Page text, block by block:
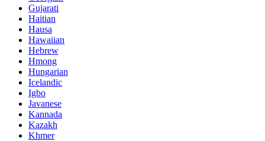
Gujarati
Haitian
Hausa
Hawaiian
Hebrew
Hmong
Hungarian
Icelandic
Igbo
Javanese
Kannada
Kazakh
Khmer